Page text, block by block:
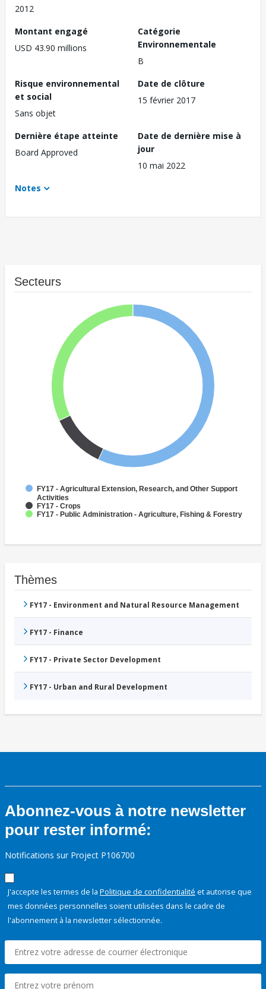
2012
Montant engagé
USD 43.90 millions
Catégorie
Environnementale
B
Risque environnemental
et social
Sans objet
Date de clôture
15 février 2017
Dernière étape atteinte
Board Approved
Date de dernière mise à
jour
10 mai 2022
Notes
Secteurs
FY17 - Agricultural Extension, Research, and Other Support
Activities
FY17 - Crops
FY17 - Public Administration - Agriculture, Fishing & Forestry
Thèmes
FY17 - Environment and Natural Resource Management
FY17 - Finance
FY17 - Private Sector Development
FY17 - Urban and Rural Development
Abonnez-vous à notre newsletter
pour rester informé:
Notifications sur Project P106700
J'accepte les termes de la Politique de confidentialité et autorise que
mes données personnelles soient utilisées dans le cadre de
l'abonnement à la newsletter sélectionnée.